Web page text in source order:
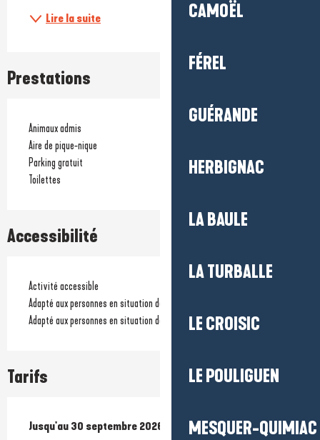
CAMOËL
FÉREL
GUÉRANDE
HERBIGNAC
LA BAULE
LA TURBALLE
LE CROISIC
LE POULIGUEN
MESQUER-QUIMIAC
Lire la suite
Prestations
Animaux admis
Aire de pique-nique
Parking gratuit
Toilettes
Accessibilité
Activité accessible
Adapté aux personnes en situation de handicap visuel
Adapté aux personnes en situation de handicap intellectuel
Tarifs
Du1 avril 2026au30 septembre 2026
Jusqu'au 30 septembre 2026